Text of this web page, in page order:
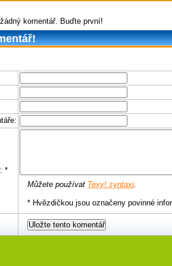
komentář. Buďte první!
*
Můžete používat Texy! syntaxi
* Hvězdičkou jsou označeny povinné